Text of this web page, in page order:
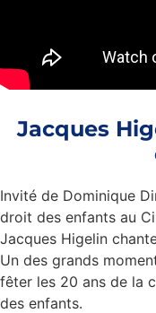
Jacques
Invité de Dominique
droit des enfants au
Jacques Higelin
Un des grands
fêter les 20 ans de la
des enfants.